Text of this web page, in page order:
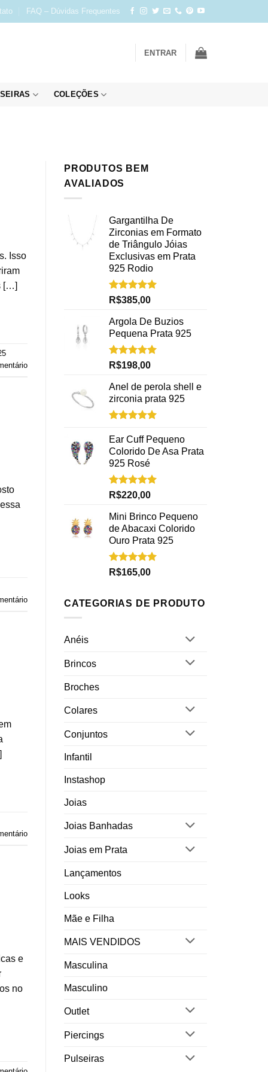
FAQ – Dúvidas Frequentes
ENTRAR
COLEÇÕES
Isso
[…]
e
no
PRODUTOS BEM
AVALIADOS
Gargantilha De
Zirconias em Formato
de Triângulo Jóias
Exclusivas em Prata
925 Rodio
Avaliação
R$385,00
Argola De Buzios
Pequena Prata 925
Avaliação
R$198,00
Anel de perola shell e
zirconia prata 925
5.00 de 5
Ear Cuff Pequeno
Colorido De Asa Prata
925 Rosé
Avaliação
R$220,00
Mini Brinco Pequeno
de Abacaxi Colorido
Ouro Prata 925
Avaliação
R$165,00
CATEGORIAS DE PRODUTO
Anéis
Brincos
Broches
Colares
Conjuntos
Infantil
Instashop
Joias
Joias Banhadas
Joias em Prata
Lançamentos
Looks
Mãe e Filha
MAIS VENDIDOS
Masculina
Masculino
Outlet
Piercings
Pulseiras